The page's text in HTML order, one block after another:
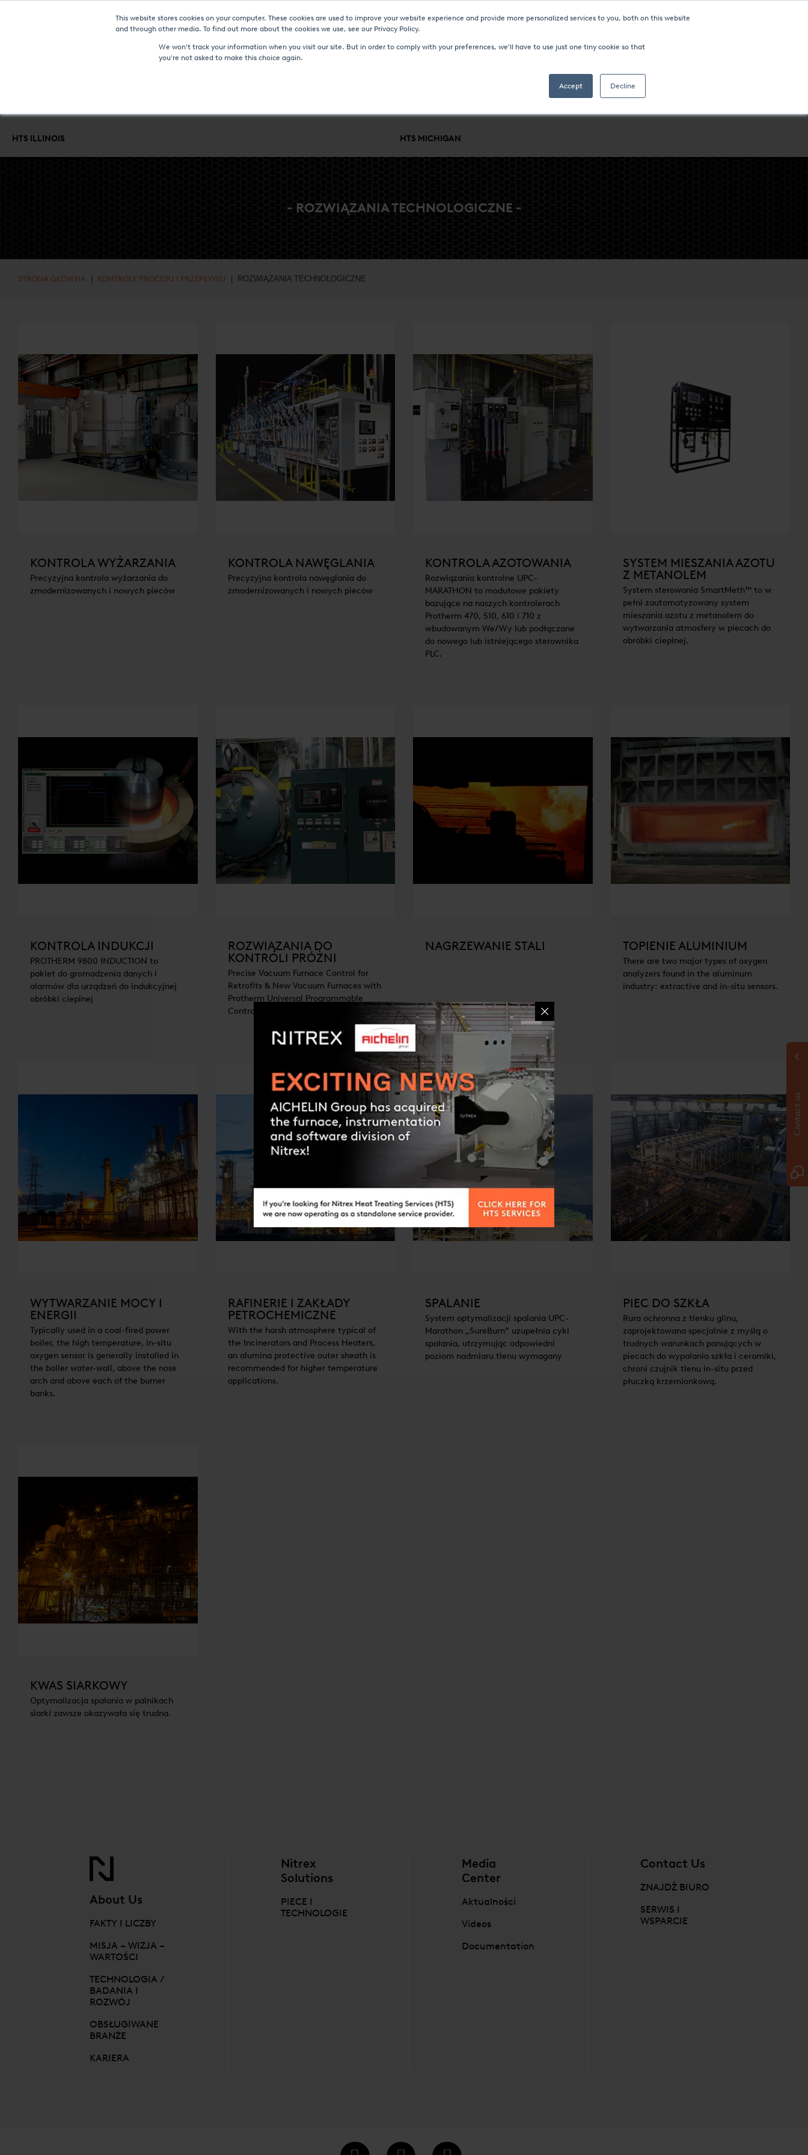
This website stores cookies on your computer. These cookies are used to improve your website experience and provide more personalized services to you, both on this website
and through other media. To find out more about the cookies we use, see our Privacy Policy.
We won't track your information when you visit our site. But in order to comply with your preferences, we'll have to use just one tiny cookie so that
you're not asked to make this choice again.
Accept Decline
NOWOŚCI I WYDARZENIACENTRUM MEDIÓWKARIERAKONTAKT
HTS ILLINOIS HTS MICHIGAN
- ROZWIĄZANIA TECHNOLOGICZNE -
STRONA GŁÓWNA | KONTROLE PROCESU I PRZEPŁYWU | ROZWIĄZANIA TECHNOLOGICZNE
KONTROLA WYŻARZANIA
Precyzyjna kontrola wyżarzania do
zmodernizowanych i nowych pieców
KONTROLA NAWĘGLANIA
Precyzyjna kontrola nawęglania do
zmodernizowanych i nowych pieców
KONTROLA AZOTOWANIA
Rozwiązania kontrolne UPC-
MARATHON to modułowe pakiety
bazujące na naszych kontrolerach
Protherm 470, 510, 610 i 710 z
wbudowanym We/Wy lub podłączane
do nowego lub istniejącego sterownika
PLC.
SYSTEM MIESZANIA AZOTU
Z METANOLEM
System sterowania SmartMeth™ to w
pełni zautomatyzowany system
mieszania azotu z metanolem do
wytwarzania atmosfery w piecach do
obróbki cieplnej.
KONTROLA INDUKCJI
PROTHERM 9800 INDUCTION to
pakiet do gromadzenia danych i
alarmów dla urządzeń do indukcyjnej
obróbki cieplnej
ROZWIĄZANIA DO
KONTROLI PRÓŻNI
Precise Vacuum Furnace Control for
Retrofits & New Vacuum Furnaces with
Protherm Universal Programmable
Controllers
NAGRZEWANIE STALI TOPIENIE ALUMINIUM
There are two major types of oxygen
analyzers found in the aluminum
industry: extractive and in-situ sensors.
WYTWARZANIE MOCY I
ENERGII
Typically used in a coal-fired power
boiler, the high temperature, in-situ
oxygen sensor is generally installed in
the boiler water-wall, above the nose
arch and above each of the burner
banks.
RAFINERIE I ZAKŁADY
PETROCHEMICZNE
With the harsh atmosphere typical of
the Incinerators and Process Heaters,
an alumina protective outer sheath is
recommended for higher temperature
applications.
SPALANIE
System optymalizacji spalania UPC-
Marathon „SureBurn” uzupełnia cykl
spalania, utrzymując odpowiedni
poziom nadmiaru tlenu wymagany
PIEC DO SZKŁA
Rura ochronna z tlenku glinu,
zaprojektowana specjalnie z myślą o
trudnych warunkach panujących w
piecach do wypalania szkła i ceramiki,
chroni czujnik tlenu in-situ przed
płuczką krzemionkową.
KWAS SIARKOWY
Optymalizacja spalania w palnikach
siarki zawsze okazywała się trudna.
About Us
FAKTY I LICZBY
MISJA – WIZJA –
WARTOŚCI
TECHNOLOGIA /
BADANIA I
ROZWÓJ
OBSŁUGIWANE
BRANŻE
KARIERA
Nitrex
Solutions
PIECE I
TECHNOLOGIE
Media
Center
Aktualności
Videos
Documentation
Contact Us
ZNAJDŹ BIURO
SERWIS I
WSPARCIE
Contact us